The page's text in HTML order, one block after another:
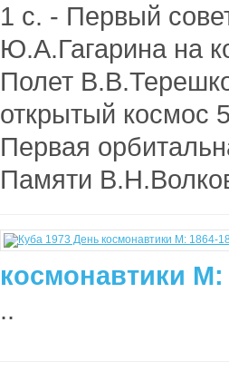
1 с. - Первый
Ю.А.Гагарина на
Полет
открытый космос
Первая
Памяти
космонавтики M:
..